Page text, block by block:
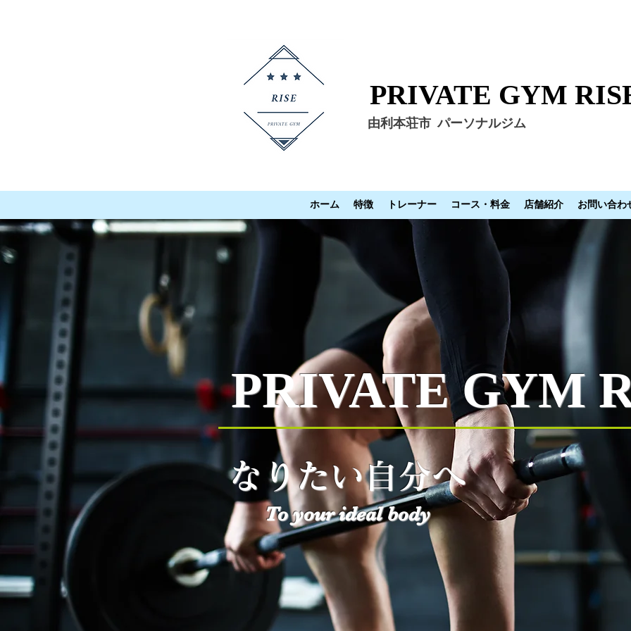
PRIVATE GYM
パーソナルジム
由利本荘市
ホーム 特徴 トレーナー コース・料金 店舗紹介 お問い合わ
PRIVATE GYM
なりたい自分へ
To your ideal body